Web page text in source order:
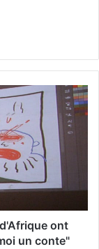
ont
un conte"